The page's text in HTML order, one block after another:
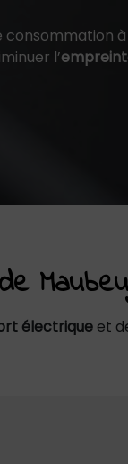
l’
électrique et